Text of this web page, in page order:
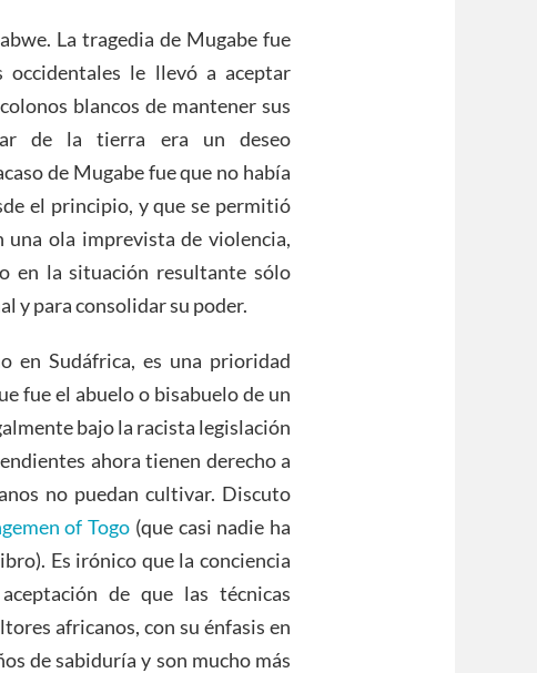
La tragedia de Mugabe fue
occidentales le llevó a aceptar
blancos de mantener sus
de la tierra era un deseo
de Mugabe fue que no había
el principio, y que se permitió
ola imprevista de violencia,
en la situación resultante sólo
y para consolidar su poder.
en Sudáfrica, es una prioridad
fue el abuelo o bisabuelo de un
bajo la racista legislación
ahora tienen derecho a
no puedan cultivar. Discuto
of Togo (que casi nadie ha
Es irónico que la conciencia
de que las técnicas
africanos, con su énfasis en
de sabiduría y son mucho más